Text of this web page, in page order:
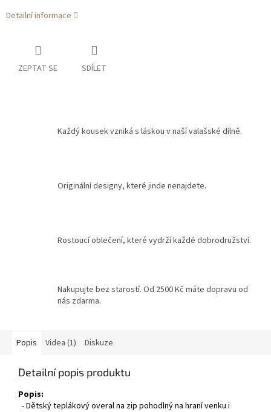
Detailní informace
ZEPTAT SE SDÍLET
Každý kousek vzniká s láskou v naší valašské dílně.
Originální designy, které jinde nenajdete.
Rostoucí oblečení, které vydrží každé dobrodružství.
Nakupujte bez starostí. Od 2500 Kč máte dopravu od
nás zdarma.
Popis Videa (1) Diskuze
Detailní popis produktu
Popis:
- Dětský teplákový overal na zip pohodlný na hraní venku i